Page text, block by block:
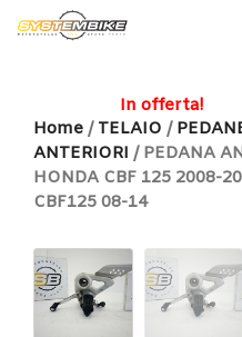
Home
Shop Moto
Shop Ricambi
Note Generali
Home / TELAIO /
ANTERIORI / PEDANA
HONDA CBF 125 2008-
CBF125 08-14
In offerta!